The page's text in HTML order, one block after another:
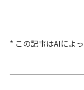
* この記事はAIによ